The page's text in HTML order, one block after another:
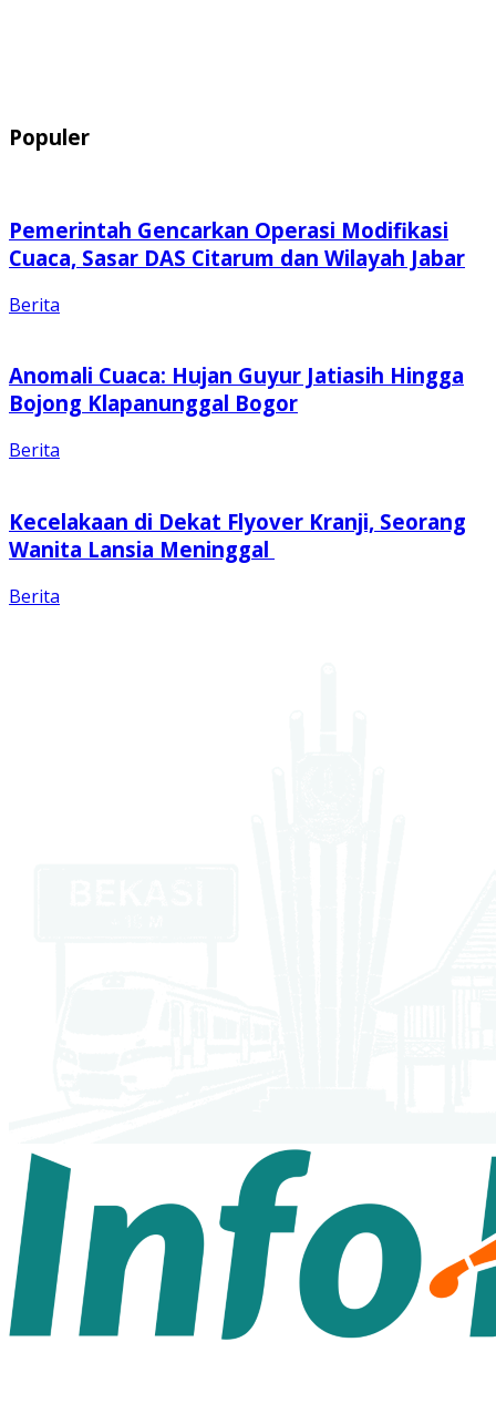
Populer
Pemerintah Gencarkan Operasi Modifikasi
Cuaca, Sasar DAS Citarum dan Wilayah Jabar
Berita
Anomali Cuaca: Hujan Guyur Jatiasih Hingga
Bojong Klapanunggal Bogor
Berita
Kecelakaan di Dekat Flyover Kranji, Seorang
Wanita Lansia Meninggal
Berita